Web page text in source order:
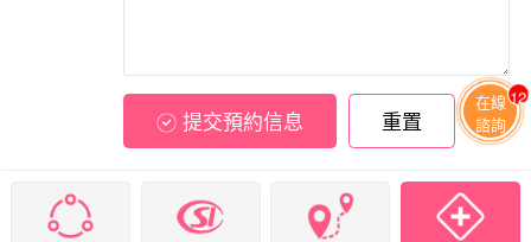
提交預約信息 重置
在線
諮詢
12